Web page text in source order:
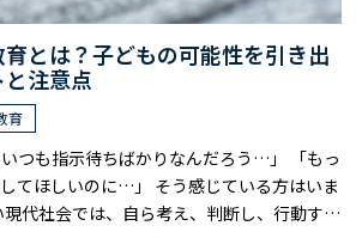
とは？子どもの可能性を引き出
注意点
育
いつも指示待ちばかりなんだろう…」 「もっ
てほしいのに…」 そう感じている方はいま
代社会では、自ら考え、判断し、行動する